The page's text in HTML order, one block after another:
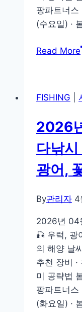
팡파트너
(수요일) ·
Read More
FISHING
2026
다낚
광어,
By관리자 4
2026년 04
🎣 우럭,
의 해양 날
추천 장비 ·
미 공략법
팡파트너
(화요일) ·